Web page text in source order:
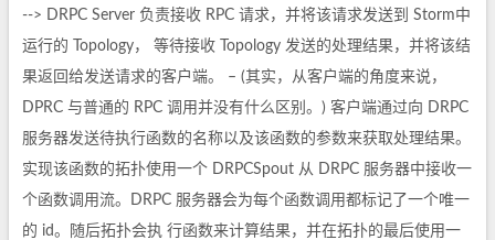
--> DRPC Server 负责接收 RPC 请求，并将该请求发送到 Storm中
运行的 Topology， 等待接收 Topology 发送的处理结果，并将该结
果返回给发送请求的客户端。 – (其实，从客户端的角度来说，
DPRC 与普通的 RPC 调用并没有什么区别。) 客户端通过向 DRPC
服务器发送待执行函数的名称以及该函数的参数来获取处理结果。
实现该函数的拓扑使用一个 DRPCSpout 从 DRPC 服务器中接收一
个函数调用流。DRPC 服务器会为每个函数调用都标记了一个唯一
的 id。随后拓扑会执 行函数来计算结果，并在拓扑的最后使用一